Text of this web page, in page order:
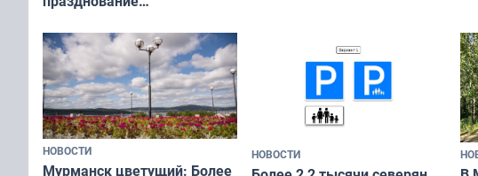
коренных народов мира
и
НОВОСТИ
Мурманск цветущий: Более
НОВОСТИ